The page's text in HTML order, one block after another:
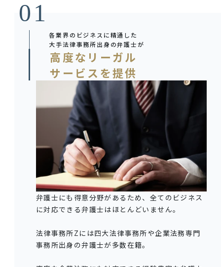
各業界のビジネスに精通した
大手法律事務所出身の弁護士が
高度なリーガル
サービスを提供
弁護士にも得意分野があるため、全てのビジネス
に対応できる弁護士はほとんどいません。
法律事務所Zには四大法律事務所や企業法務専門
事務所出身の弁護士が多数在籍。